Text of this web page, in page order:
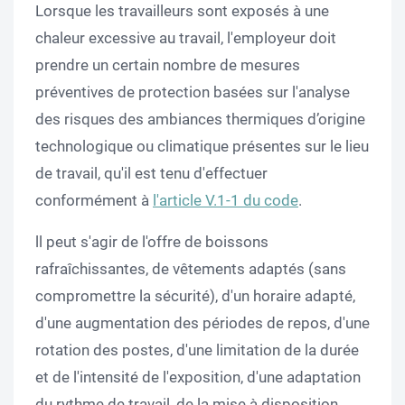
Lorsque les travailleurs sont exposés à une
chaleur excessive au travail, l'employeur doit
prendre un certain nombre de mesures
préventives de protection basées sur l'analyse
des risques des ambiances thermiques d’origine
technologique ou climatique présentes sur le lieu
de travail, qu'il est tenu d'effectuer
conformément à l'article V.1-1 du code.
ll peut s'agir de l'offre de boissons
rafraîchissantes, de vêtements adaptés (sans
compromettre la sécurité), d'un horaire adapté,
d'une augmentation des périodes de repos, d'une
rotation des postes, d'une limitation de la durée
et de l'intensité de l'exposition, d'une adaptation